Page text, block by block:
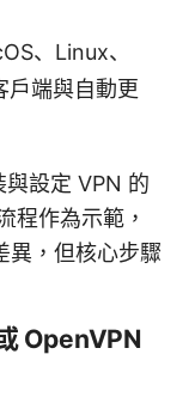
、Linux、
戶端與自動更
設定 VPN 的
程作為示範，
異，但核心步驟
OpenVPN